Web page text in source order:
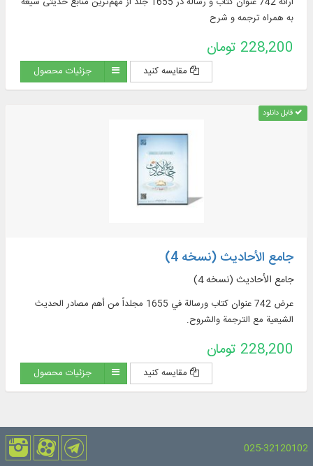
به همراه ترجمه و شرح
228,200 تومان
مقایسه کنید جزئیات محصول
قابل دانلود
جامع الأحادیث (نسخه 4)
جامع الأحادیث (نسخه 4)
عرض 742 عنوان كتاب ورسالة في 1655 مجلداً من أهم مصادر الحديث
الشيعية مع الترجمة والشروح.
228,200 تومان
مقایسه کنید جزئیات محصول
025-32120102